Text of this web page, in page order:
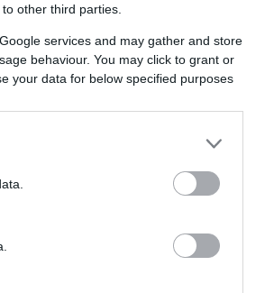
other third parties.
services and may gather and store
behaviour. You may click to grant or
your data for below specified purposes
για άδειες,
Κυνηγετικού
προσοχή των